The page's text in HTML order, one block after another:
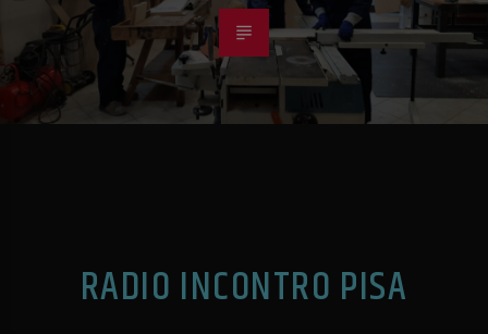
RADIO INCONTRO PISA